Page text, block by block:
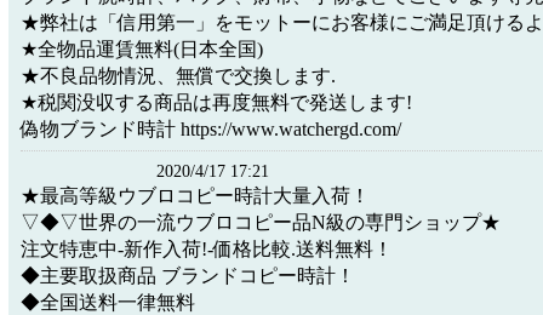
★弊社は「信用第一」をモットーにお客様にご満足頂ける
★全物品運賃無料(日本全国)
★不良品物情況、無償で交換します.
★税関没収する商品は再度無料で発送します!
偽物ブランド時計 https://www.watchergd.com/
2020/4/17 17:21
★最高等級ウブロコピー時計大量入荷！
▽◆▽世界の一流ウブロコピー品N級の専門ショップ★
注文特恵中-新作入荷!-価格比較.送料無料！
◆主要取扱商品 ブランドコピー時計！
◆全国送料一律無料